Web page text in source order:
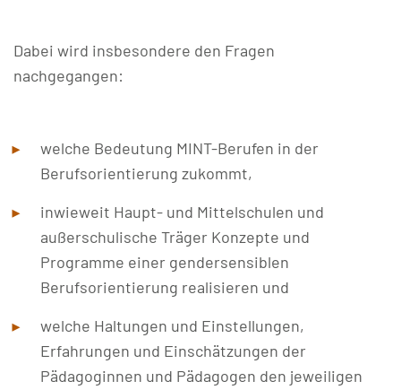
Dabei wird insbesondere den Fragen
nachgegangen:
welche Bedeutung MINT-Berufen in der
Berufsorientierung zukommt,
inwieweit Haupt- und Mittelschulen und
außerschulische Träger Konzepte und
Programme einer gendersensiblen
Berufsorientierung realisieren und
welche Haltungen und Einstellungen,
Erfahrungen und Einschätzungen der
Pädagoginnen und Pädagogen den jeweiligen